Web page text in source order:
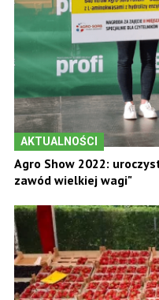
AKTUALNOŚCI
Agro Show 2022:
zawód wielkiej wagi"